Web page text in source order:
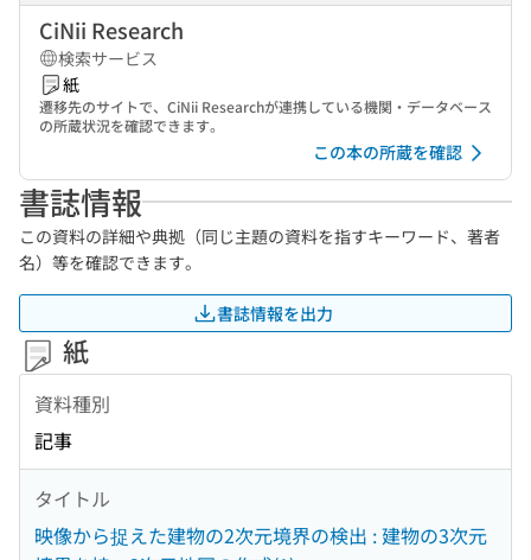
CiNii Research
検索サービス
紙
遷移先のサイトで、CiNii Researchが連携している機関・データベース
の所蔵状況を確認できます。
この本の所蔵を確認
書誌情報
この資料の詳細や典拠（同じ主題の資料を指すキーワード、著者
名）等を確認できます。
書誌情報を出力
紙
資料種別
記事
タイトル
映像から捉えた建物の2次元境界の検出 : 建物の3次元